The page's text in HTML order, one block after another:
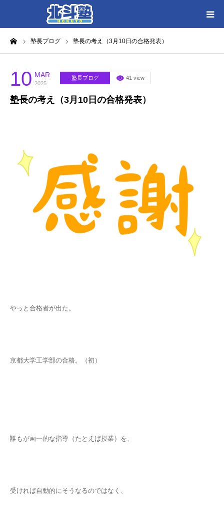
塾長ブログ 塾長の考え（3月10日の合格発表）
10 MAR
2025
塾長ブログ 41 view
塾長の考え（3月10日の合格発表）
やっと合格者が出た。
京都大学工学部の合格。（初）
誰もが画一的な指導（たとえば授業）を、
受ければ自動的にそうなるのではなく、
HOME
各教室別に記事を見る
北斗塾／教室一覧